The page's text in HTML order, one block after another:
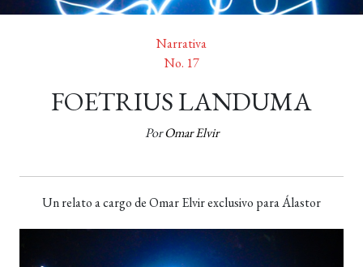
Narrativa
No. 17
FOETRIUS LANDUMA
PorOmar Elvir
Un relato a cargo de Omar Elvir exclusivo para Álastor